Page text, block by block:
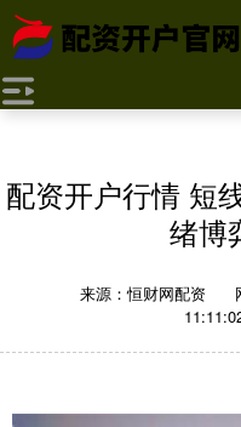
配资开户行情
绪博
来源：恒财网配资